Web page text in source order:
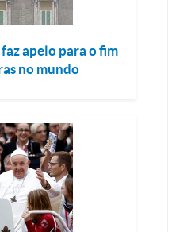
apelo para o fim
no mundo